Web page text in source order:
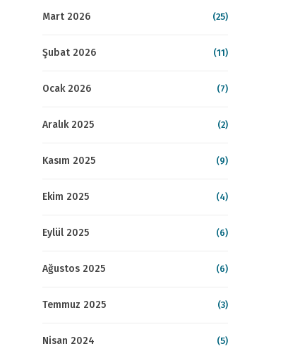
Mart 2026 (25)
Şubat 2026 (11)
Ocak 2026 (7)
Aralık 2025 (2)
Kasım 2025 (9)
Ekim 2025 (4)
Eylül 2025 (6)
Ağustos 2025 (6)
Temmuz 2025 (3)
Nisan 2024 (5)